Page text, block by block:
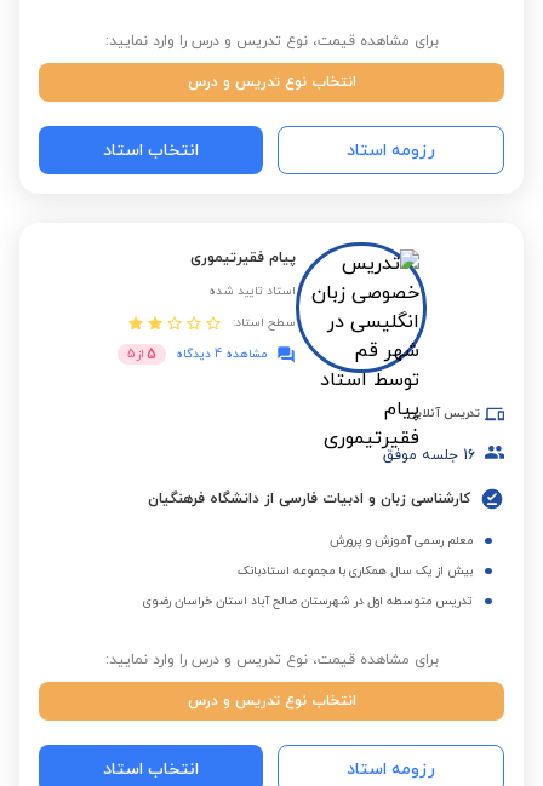
برای مشاهده قیمت، نوع تدریس و درس را وارد نمایید:
انتخاب نوع تدریس و درس
رزومه استاد انتخاب استاد
پیام فقیرتیموری
استاد تایید شده
سطح استاد:
مشاهده 4 دیدگاه
5 از 5
تدریس آنلاین
16 جلسه موفق
کارشناسی زبان و ادبیات فارسی از دانشگاه فرهنگیان
معلم رسمی آموزش و پرورش
بیش از یک سال همکاری با مجموعه استادبانک
تدریس متوسطه اول در شهرستان صالح آباد استان خراسان رضوی
برای مشاهده قیمت، نوع تدریس و درس را وارد نمایید:
انتخاب نوع تدریس و درس
رزومه استاد انتخاب استاد